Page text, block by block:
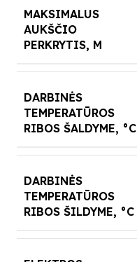
MAKSIMALUS
AUKŠČIO
PERKRYTIS, M
DARBINĖS
TEMPERATŪROS
RIBOS ŠALDYME, °C
DARBINĖS
TEMPERATŪROS
RIBOS ŠILDYME, °C